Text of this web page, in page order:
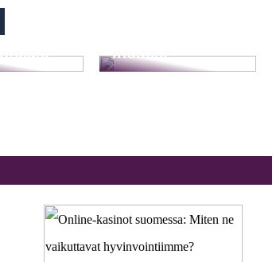
ja
ihollesi